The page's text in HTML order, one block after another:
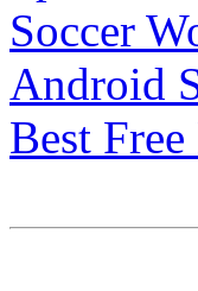
Soccer
Android
Best